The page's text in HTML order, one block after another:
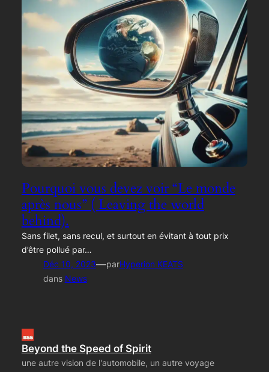
Pourquoi vous devez voir “Le monde
après nous” ( Leaving the world
behind).
Sans filet, sans recul, et surtout en évitant à tout prix
d’être pollué par…
Déc 10, 2023—parHyperion KEATS
dans News
Beyond the Speed of Spirit
une autre vision de l'automobile, un autre voyage